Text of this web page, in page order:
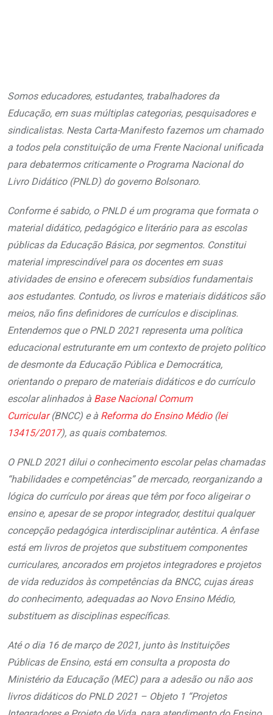
Somos educadores, estudantes, trabalhadores da
Educação, em suas múltiplas categorias, pesquisadores e
sindicalistas. Nesta Carta-Manifesto fazemos um chamado
a todos pela constituição de uma Frente Nacional unificada
para debatermos criticamente o Programa Nacional do
Livro Didático (PNLD) do governo Bolsonaro.
Conforme é sabido, o PNLD é um programa que formata o
material didático, pedagógico e literário para as escolas
públicas da Educação Básica, por segmentos. Constitui
material imprescindível para os docentes em suas
atividades de ensino e oferecem subsídios fundamentais
aos estudantes. Contudo, os livros e materiais didáticos são
meios, não fins definidores de currículos e disciplinas.
Entendemos que o PNLD 2021 representa uma política
educacional estruturante em um contexto de projeto político
de desmonte da Educação Pública e Democrática,
orientando o preparo de materiais didáticos e do currículo
escolar alinhados à Base Nacional Comum
Curricular(BNCC) e à Reforma do Ensino Médio(lei
13415/2017), as quais combatemos.
O PNLD 2021 dilui o conhecimento escolar pelas chamadas
“habilidades e competências” de mercado, reorganizando a
lógica do currículo por áreas que têm por foco aligeirar o
ensino e, apesar de se propor integrador, destitui qualquer
concepção pedagógica interdisciplinar autêntica. A ênfase
está em livros de projetos que substituem componentes
curriculares, ancorados em projetos integradores e projetos
de vida reduzidos às competências da BNCC, cujas áreas
do conhecimento, adequadas ao Novo Ensino Médio,
substituem as disciplinas específicas.
Até o dia 16 de março de 2021, junto às Instituições
Públicas de Ensino, está em consulta a proposta do
Ministério da Educação (MEC) para a adesão ou não aos
livros didáticos do PNLD 2021 – Objeto 1 “Projetos